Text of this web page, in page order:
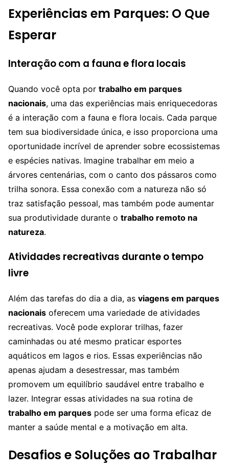
Experiências em Parques: O Que
Esperar
Interação com a fauna e flora locais
Quando você opta por trabalho em parques
nacionais, uma das experiências mais enriquecedoras
é a interação com a fauna e flora locais. Cada parque
tem sua biodiversidade única, e isso proporciona uma
oportunidade incrível de aprender sobre ecossistemas
e espécies nativas. Imagine trabalhar em meio a
árvores centenárias, com o canto dos pássaros como
trilha sonora. Essa conexão com a natureza não só
traz satisfação pessoal, mas também pode aumentar
sua produtividade durante o trabalho remoto na
natureza.
Atividades recreativas durante o tempo
livre
Além das tarefas do dia a dia, as viagens em parques
nacionais oferecem uma variedade de atividades
recreativas. Você pode explorar trilhas, fazer
caminhadas ou até mesmo praticar esportes
aquáticos em lagos e rios. Essas experiências não
apenas ajudam a desestressar, mas também
promovem um equilíbrio saudável entre trabalho e
lazer. Integrar essas atividades na sua rotina de
trabalho em parques pode ser uma forma eficaz de
manter a saúde mental e a motivação em alta.
Desafios e Soluções ao Trabalhar